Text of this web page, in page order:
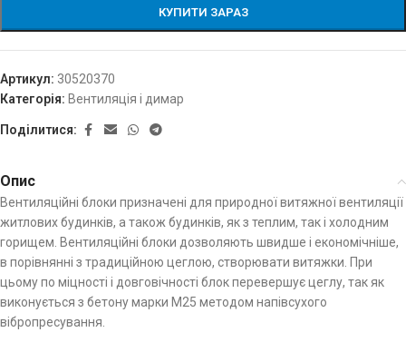
КУПИТИ ЗАРАЗ
Артикул: 30520370
Категорія: Вентиляція і димар
Поділитися:
Опис
Вентиляційні блоки призначені для природної витяжної вентиляції
житлових будинків, а також будинків, як з теплим, так і холодним
горищем. Вентиляційні блоки дозволяють швидше і економічніше,
в порівнянні з традиційною цеглою, створювати витяжки. При
цьому по міцності і довговічності блок перевершує цеглу, так як
виконується з бетону марки М25 методом напівсухого
вібропресування.